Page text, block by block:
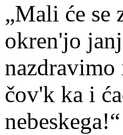
„Mali će se
okren'jo
čov'k ka i
nebeskega!“